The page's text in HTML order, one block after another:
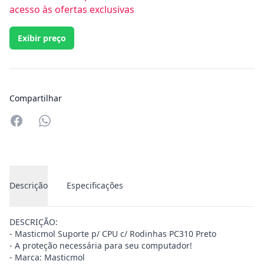
acesso às ofertas exclusivas
Exibir preço
Compartilhar
Compartilhar no Whatsapp
Descrição Especificações
DESCRIÇÃO:
- Masticmol Suporte p/ CPU c/ Rodinhas PC310 Preto
- A proteção necessária para seu computador!
- Marca: Masticmol